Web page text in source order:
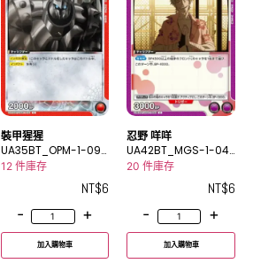
裝甲猩猩
UA35BT_OPM-1-091
C
12 件庫存
NT$6
-
+
加入購物車
忍野 咩咩
UA42BT_MGS-1-04
8C
20 件庫存
NT$6
-
+
加入購物車